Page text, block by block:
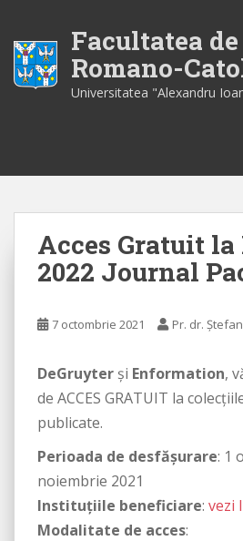
i
Facultatea
Romano-
Universitatea "Alexandru
Acces Gratuit la
2022 Journal
7 octombrie 2021 Pr. dr.
DeGruyter și Enformation,
de ACCES GRATUIT la
publicate.
Perioada de desfășurare: 1
noiembrie 2021
Instituțiile beneficiare: vezi
Modalitate de acces: